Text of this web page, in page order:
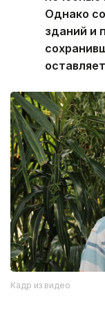
Однако
зданий и
Кадр из видео